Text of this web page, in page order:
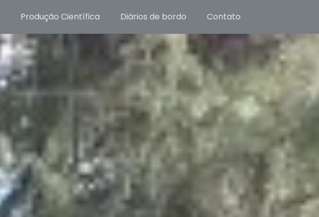
Produção Científica Diários de bordo Contato